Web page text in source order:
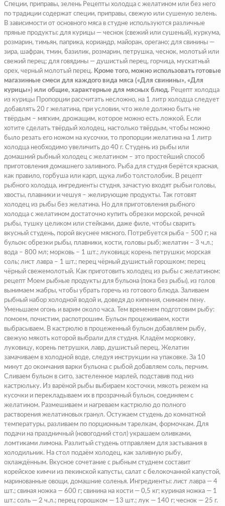
Специи, приправы, зелень Рецепты холодца с желатином или без него
по традиции содержат специи, приправы, свежую или сушеную зелень.
В зависимости от основного мяса в студне используются различные
пряные продукты: для курицы — чеснок (свежий или сушеный), куркума,
розмарин, тимьян, паприка, кориандр, майоран, орегано; для свинины —
зира, шафран, тмин, базилик, розмарин, петрушка, чеснок, молотый или
свежий перец; для говядины — душистый перец, горчица, мускатный
орех, черный молотый перец. Кроме того, можно использовать готовые
магазинные смеси для каждого вида мяса («Для свинины», «Для
курицы») или общие, характерные для мясных блюд. Рецепт холодца
из курицы Пропорции рассчитать несложно, на 1 литр холодца следует
добавлять 20 г желатина, при условии, что желе должно быть не
твёрдым – мягким, дрожащим, которое можно есть ложкой. Если
хотите сделать твёрдый холодец, настолько твёрдым, чтобы можно
было резать его ножом на кусочки, то пропорции желатина на 1 литр
холодца необходимо увеличить до 40 г. Студень из рыбы или
домашний рыбный холодец с желатином – это простейший способ
приготовления домашнего заливного. Рыба для студня берётся красная,
как правило, горбуша или карп, щука либо толстолобик. В рецепт
рыбного холодца, ингредиенты студня, зачастую входят рыбьи головы,
хвосты, плавники и чешуя – желирующие продукты. Так готовят
холодец из рыбы без желатина. Но для приготовления рыбного
холодца с желатином достаточно купить обрезки морской, речной
рыбы, тушку целиком или стейками, даже филе, чтобы сварить
вкусный студень, порой вкуснее мясного. Потребуется рыба – 500 г; на
бульон: обрезки рыбы, плавники, кости, головы рыб; желатин – 3 ч.л.;
вода – 800 мл; морковь – 1 шт.; луковица; корень петрушки; морская
соль; лист лавра – 1 шт.; перец чёрный душистый горошком; перец
чёрный свежемолотый. Как приготовить холодец из рыбы с желатином:
рецепт Моем рыбные продукты для бульона (пока без рыбы), из голов
вынимаем жабры, чтобы убрать горечь из готового блюда. Заливаем
рыбный набор холодной водой и, доведя до кипения, снимаем пену.
Уменьшаем огонь и варим около часа. Тем временем подготовим рыбу:
помоем, почистим, распотрошим. Бульон процеживаем, кости
выбрасываем. В кастрюлю в процеженный бульон добавляем рыбу,
свежую мякоть которой выбрали для студня. Кладём морковку,
луковицу, корень петрушки, лавр, душистый перец. Желатин
замачиваем в холодной воде, следуя инструкции на упаковке. За 10
минут до окончания варки бульона с рыбой добавляем соль, перчим.
Сливаем бульон в сито, застеленное марлей, подставив под низ
кастрюльку. Из варёной рыбы выбираем косточки, мякоть режем на
кусочки и перекладываем их в прозрачный бульон, соединяем с
желатином. Размешиваем и нагреваем кастрюлю до полного
растворения желатиновых гранул. Остужаем студень до комнатной
температуры, разливаем по порционным тарелкам, формочкам. Для
подачи на праздничный (новогодний стол) украшаем оливками,
ломтиками лимона. Разлитый студень отправляем для застывания в
холодильник. На стол подаём холодец, как заливную рыбу,
охлаждённым. Вкусное сочетание с рыбным студнем составит
корейское кимчи из пекинской капусты, салат с белокочанной капустой,
маринованные овощи, домашние соленья. Ингредиенты: лист лавра — 4
шт.; свиная ножка — 600 г; свинина на кости — 0,5 кг; куриная ножка — 1
шт.; соль — 2 ч.л.; перец горошком — 13 шт.; лук — 140 г; чеснок — 25 г.